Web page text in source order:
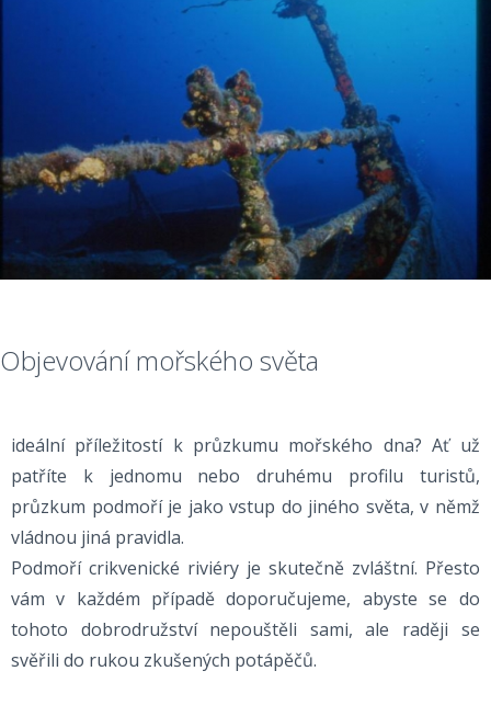
Objevování mořského světa
ideální příležitostí k průzkumu mořského dna? Ať už
patříte k jednomu nebo druhému profilu turistů,
průzkum podmoří je jako vstup do jiného světa, v němž
vládnou jiná pravidla.
Podmoří crikvenické riviéry je skutečně zvláštní. Přesto
vám v každém případě doporučujeme, abyste se do
tohoto dobrodružství nepouštěli sami, ale raději se
svěřili do rukou zkušených potápěčů.